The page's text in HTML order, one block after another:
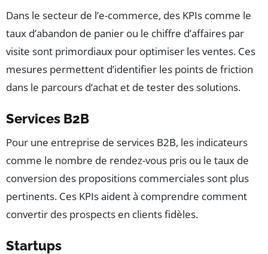
Dans le secteur de l’e-commerce, des KPIs comme le
taux d’abandon de panier ou le chiffre d’affaires par
visite sont primordiaux pour optimiser les ventes. Ces
mesures permettent d’identifier les points de friction
dans le parcours d’achat et de tester des solutions.
Services B2B
Pour une entreprise de services B2B, les indicateurs
comme le nombre de rendez-vous pris ou le taux de
conversion des propositions commerciales sont plus
pertinents. Ces KPIs aident à comprendre comment
convertir des prospects en clients fidèles.
Startups